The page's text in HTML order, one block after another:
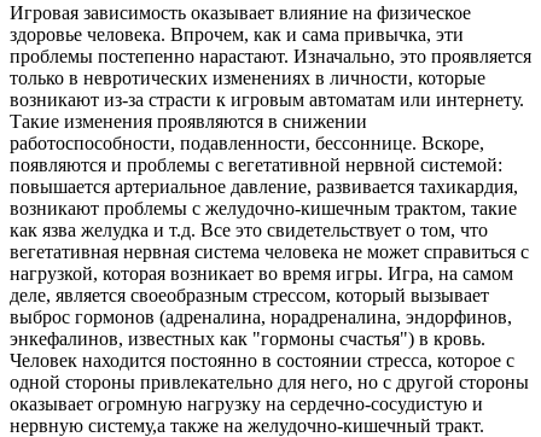
Игровая зависимость оказывает влияние на физическое
здоровье человека. Впрочем, как и сама привычка, эти
проблемы постепенно нарастают. Изначально, это проявляется
только в невротических изменениях в личности, которые
возникают из-за страсти к игровым автоматам или интернету.
Такие изменения проявляются в снижении
работоспособности, подавленности, бессоннице. Вскоре,
появляются и проблемы с вегетативной нервной системой:
повышается артериальное давление, развивается тахикардия,
возникают проблемы с желудочно-кишечным трактом, такие
как язва желудка и т.д. Все это свидетельствует о том, что
вегетативная нервная система человека не может справиться с
нагрузкой, которая возникает во время игры. Игра, на самом
деле, является своеобразным стрессом, который вызывает
выброс гормонов (адреналина, норадреналина, эндорфинов,
энкефалинов, известных как "гормоны счастья") в кровь.
Человек находится постоянно в состоянии стресса, которое с
одной стороны привлекательно для него, но с другой стороны
оказывает огромную нагрузку на сердечно-сосудистую и
нервную систему,а также на желудочно-кишечный тракт.